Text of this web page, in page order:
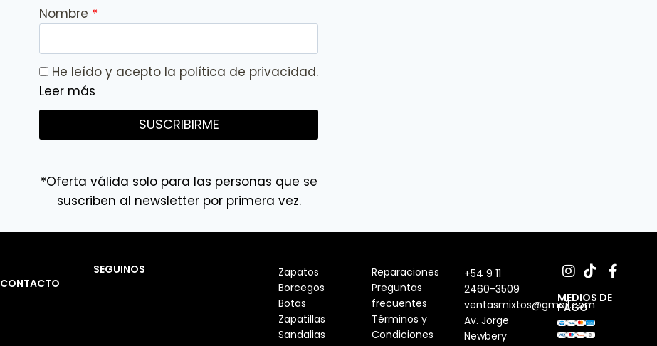
Nombre
He leído y acepto la política de privacidad.
Leer más
SUSCRIBIRME
*Oferta válida solo para las personas que se
suscriben al newsletter por primera vez.
CONTACTO
SEGUINOS
Zapatos
Borcegos
Botas
Zapatillas
Sandalias
Reparaciones
Preguntas
frecuentes
Términos y
Condiciones
+54 9 11
2460-3509
ventasmixtos@gmail.com
Av. Jorge
Newbery
MEDIOS DE
PAGO